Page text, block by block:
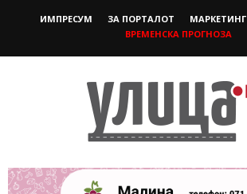
ИМПРЕСУМ ЗА ПОРТАЛОТ МАРКЕТИНГ
ВРЕМЕНСКА ПРОГНОЗА